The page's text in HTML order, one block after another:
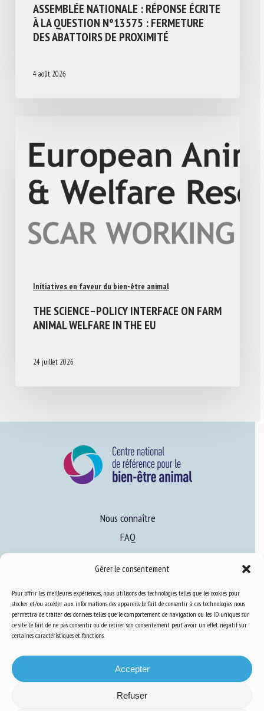
Gérer le consentement
Pour offrir les meilleures expériences, nous utilisons des technologies telles que les cookies pour
stocker et/ou accéder aux informations des appareils. Le fait de consentir à ces technologies nous
permettra de traiter des données telles que le comportement de navigation ou les ID uniques sur
ce site. Le fait de ne pas consentir ou de retirer son consentement peut avoir un effet négatif sur
certaines caractéristiques et fonctions.
Accepter
Refuser
ASSEMBLÉE NATIONALE : RÉPONSE ÉCRITE
À LA QUESTION N°13575 : FERMETURE
DES ABATTOIRS DE PROXIMITÉ
4 août 2026
Initiatives en faveur du bien-être animal
THE SCIENCE–POLICY INTERFACE ON FARM
ANIMAL WELFARE IN THE EU
24 juillet 2026
Nous connaître
FAQ
S’informer sur le BEA
Se former au BEA
Ressources